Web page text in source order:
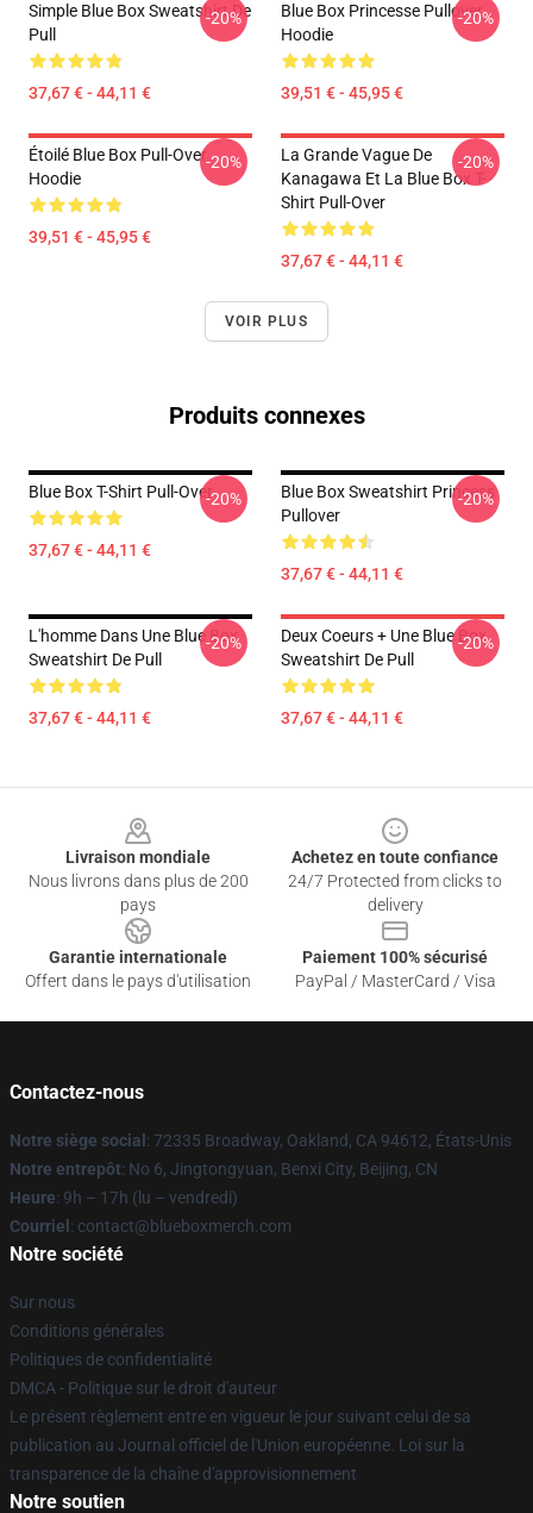
Simple Blue Box Sweatshirt De
Pull
37,67 € - 44,11 €
-20%
Blue Box Princesse Pullover
Hoodie
39,51 € - 45,95 €
-20%
Étoilé Blue Box Pull-Over
Hoodie
39,51 € - 45,95 €
-20%
La Grande Vague De
Kanagawa Et La Blue Box T-
Shirt Pull-Over
37,67 € - 44,11 €
-20%
VOIR PLUS
Produits connexes
Blue Box T-Shirt Pull-Over
37,67 € - 44,11 €
-20%
Blue Box Sweatshirt Princess
Pullover
37,67 € - 44,11 €
-20%
L'homme Dans Une Blue Box
Sweatshirt De Pull
37,67 € - 44,11 €
-20%
Deux Coeurs + Une Blue Box
Sweatshirt De Pull
37,67 € - 44,11 €
-20%
Livraison mondiale
Nous livrons dans plus de 200
pays
Achetez en toute confiance
24/7 Protected from clicks to
delivery
Garantie internationale
Offert dans le pays d'utilisation
Paiement 100% sécurisé
PayPal / MasterCard / Visa
Contactez-nous
Notre siège social : 72335 Broadway, Oakland, CA 94612, États-Unis
Notre entrepôt: No 6, Jingtongyuan, Benxi City, Beijing, CN
Heure: 9h – 17h (lu – vendredi)
Courriel : contact@blueboxmerch.com
Notre société
Sur nous
Conditions générales
Politiques de confidentialité
DMCA - Politique sur le droit d'auteur
Le présent règlement entre en vigueur le jour suivant celui de sa
publication au Journal officiel de l'Union européenne. Loi sur la
transparence de la chaîne d'approvisionnement
Notre soutien